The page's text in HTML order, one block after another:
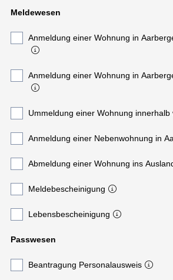
Meldewesen
Anmeldung einer Wohnung in
Anmeldung einer Wohnung in
Ummeldung einer Wohnung innerhalb
Anmeldung einer Nebenwohnung in
Abmeldung einer Wohnung ins
Meldebescheinigung
Lebensbescheinigung
Passwesen
Beantragung Personalausweis